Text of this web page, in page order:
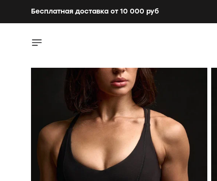
Бесплатная доставка от 10 000 руб